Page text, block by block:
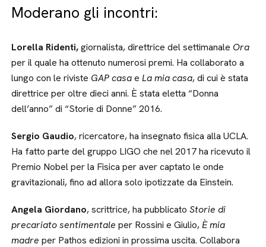
Moderano gli incontri:
Lorella Ridenti,giornalista, direttrice del settimanale Ora
per il quale ha ottenuto numerosi premi. Ha collaborato a
lungo con le riviste GAP casaeLa mia casa, di cui è stata
direttrice per oltre dieci anni. È stata eletta “Donna
dell’anno” di “Storie di Donne” 2016.
Sergio Gaudio, ricercatore, ha insegnato fisica alla UCLA.
Ha fatto parte del gruppo LIGO che nel 2017 ha ricevuto il
Premio Nobel per la Fisica per aver captato le onde
gravitazionali, fino ad allora solo ipotizzate da Einstein.
Angela Giordano, scrittrice, ha pubblicatoStorie di
precariato sentimentaleper Rossini e Giulio,È mia
madreper Pathos edizioni in prossima uscita. Collabora